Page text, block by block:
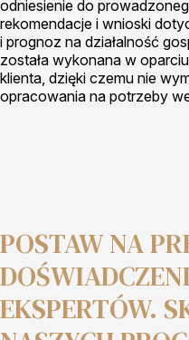
odniesienie do
rekomendacje i wnioski
i prognoz na działalność
została wykonana w
klienta, dzięki czemu nie
opracowania na potrzeby
POSTAW NA
EKSPERTÓW.